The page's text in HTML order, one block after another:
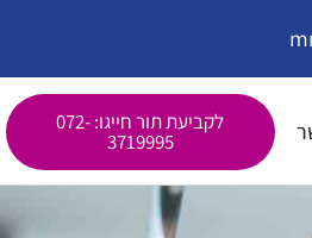
לקביעת תור חייגו: 072-
3719995